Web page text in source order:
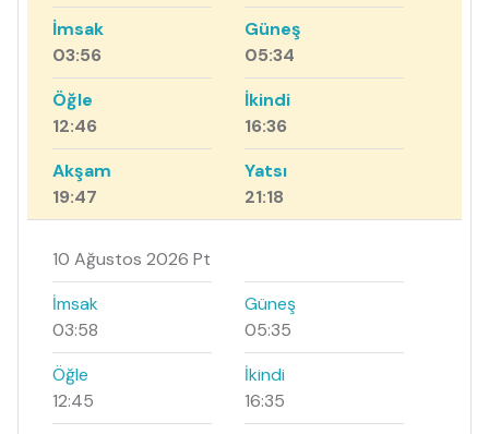
İmsak
03:56
Güneş
05:34
Öğle
12:46
İkindi
16:36
Akşam
19:47
Yatsı
21:18
10 Ağustos 2026 Pt
İmsak
03:58
Güneş
05:35
Öğle
12:45
İkindi
16:35